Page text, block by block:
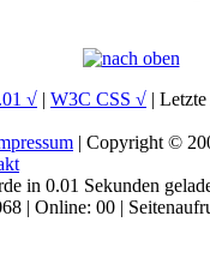
√ | W3C CSS √ |
| Copyright ©
in 0.01 Sekunden
| Online: 00 |